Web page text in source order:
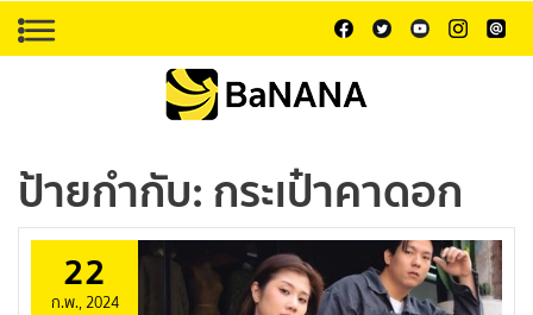
ป้ายกำกับ:กระเป๋าคาดอก
22
ก.พ., 2024